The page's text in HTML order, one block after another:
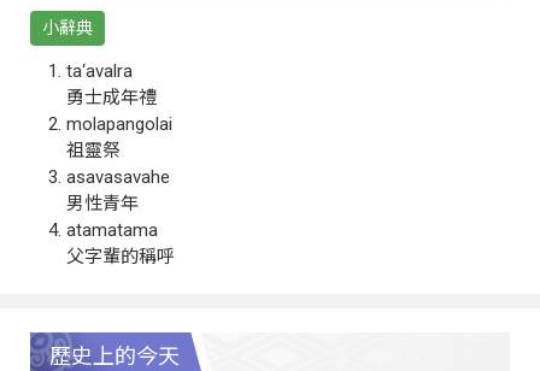
小辭典
ta‘avalra
勇士成年禮
molapangolai
祖靈祭
asavasavahe
男性青年
atamatama
父字輩的稱呼
歷史上的今天